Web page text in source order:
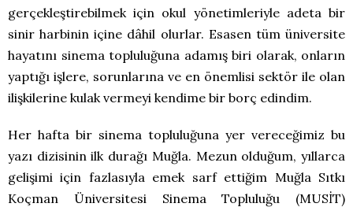
gerçekleştirebilmek için okul yönetimleriyle adeta bir
sinir harbinin içine dâhil olurlar. Esasen tüm üniversite
hayatını sinema topluluğuna adamış biri olarak, onların
yaptığı işlere, sorunlarına ve en önemlisi sektör ile olan
ilişkilerine kulak vermeyi kendime bir borç edindim.
Her hafta bir sinema topluluğuna yer vereceğimiz bu
yazı dizisinin ilk durağı Muğla. Mezun olduğum, yıllarca
gelişimi için fazlasıyla emek sarf ettiğim Muğla Sıtkı
Koçman Üniversitesi Sinema Topluluğu (MUSİT)